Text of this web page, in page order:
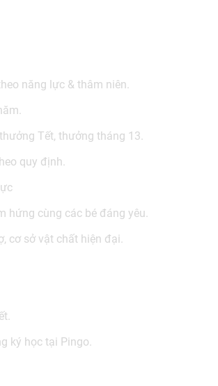
năng lực & thâm niên.
Tết, thưởng tháng 13.
quy định.
hứng cùng các bé đáng yêu.
cơ sở vật chất hiện đại.
ký học tại Pingo.